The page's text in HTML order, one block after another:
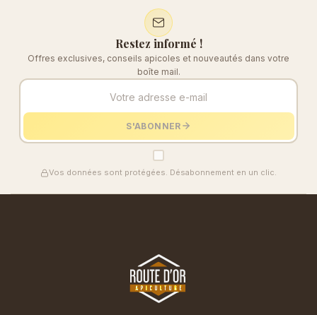
Restez informé !
Offres exclusives, conseils apicoles et nouveautés dans votre
boîte mail.
S'ABONNER
Vos données sont protégées. Désabonnement en un clic.